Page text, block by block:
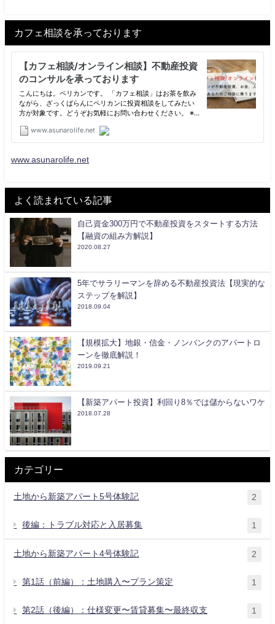
カフェ相談を承っております
www.asunarolife.net
よく読まれている記事
自己資金300万円で不動産投資をスタートする方法
【融資の組み方解説】
2020.08.27
5年でサラリーマンを辞める不動産投資法【現実的な
ステップを解説】
2018.09.04
【規模拡大】地銀・信金・ノンバンクのアパートロ
ーンを徹底解説！
2019.09.21
【新築アパート投資】利回り8％では儲からないワケ
2018.07.28
カテゴリー
土地から新築アパート5号体験記 2
後編：トラブル対応と入居募集 1
土地から新築アパート4号体験記 2
第1話（前編）：土地購入〜プラン策定 1
第2話（後編）：仕様変更〜賃貸募集〜最終収支 1